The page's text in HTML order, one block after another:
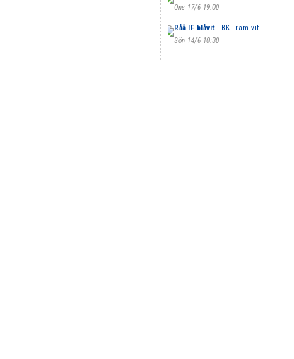
Ons 17/6 19:00
Råå IF blåvit- BK Fram vit
Sön 14/6 10:30